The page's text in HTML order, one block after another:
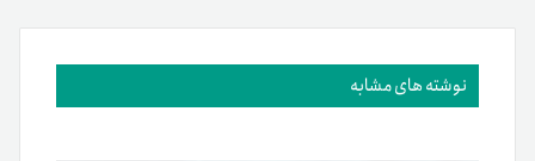
نوشته های مشابه